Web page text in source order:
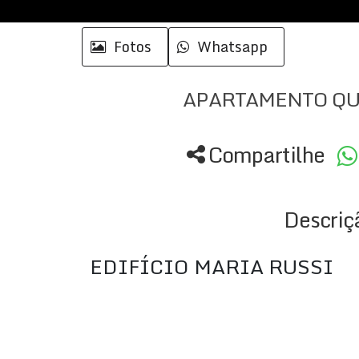
Fotos Whatsapp
APARTAMENTO
Compartilhe
EDIFÍCIO MARIA RUSSI